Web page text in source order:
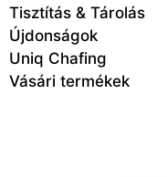
Tisztítás & Tárolás
Újdonságok
Uniq Chafing
Vásári termékek